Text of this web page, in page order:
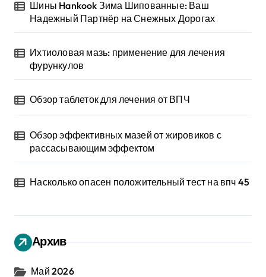
Шины Hankook Зима Шипованные: Ваш
Надежный Партнёр на Снежных Дорогах
Ихтиоловая мазь: применение для лечения
фурункулов
Обзор таблеток для лечения от ВПЧ
Обзор эффективных мазей от жировиков с
рассасывающим эффектом
Насколько опасен положительный тест на впч 45
Архив
Май 2026